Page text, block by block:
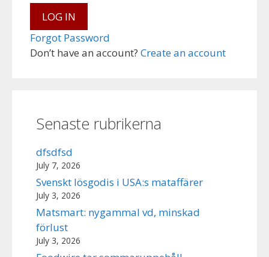
Don’t have an account? Create an account
Forgot Password
Senaste rubrikerna
dfsdfsd
July 7, 2026
Svenskt lösgodis i USA:s mataffärer
July 3, 2026
Matsmart: nygammal vd, minskad
förlust
July 3, 2026